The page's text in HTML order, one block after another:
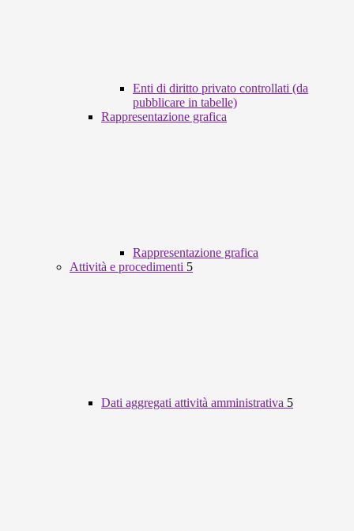
Enti di diritto privato controllati (da
pubblicare in tabelle)
Rappresentazione grafica
Rappresentazione grafica
Attività e procedimenti 5
Dati aggregati attività amministrativa 5